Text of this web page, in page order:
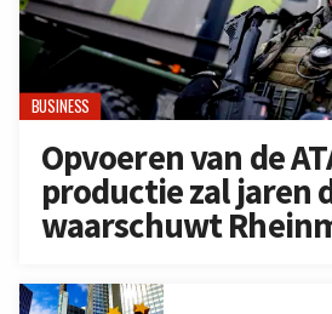
BUSINESS
Opvoeren van de
productie zal jaren
waarschuwt